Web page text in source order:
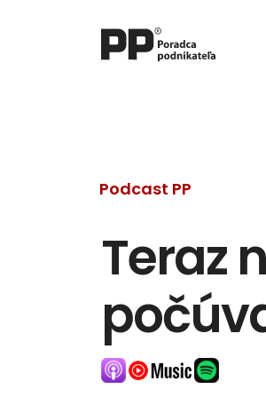
Podcast PP
Teraz